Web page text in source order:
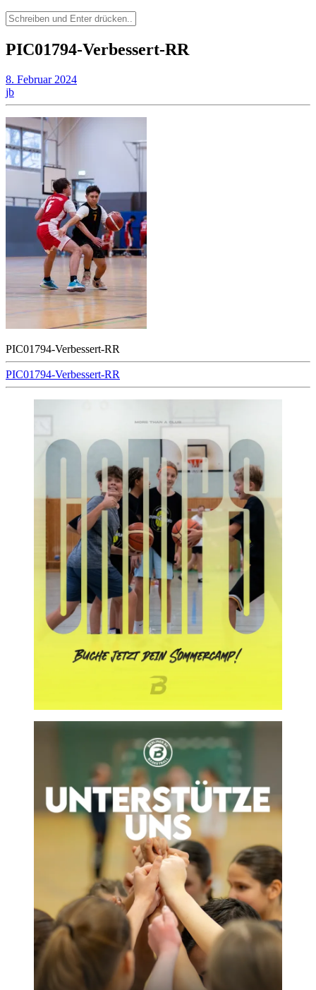
Suchen
nach:
PIC01794-Verbessert-RR
8. Februar 2024
jb
PIC01794-Verbessert-RR
Beitragsnavigation
PIC01794-Verbessert-RR